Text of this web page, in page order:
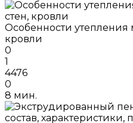
Особенности утепления
кровли
0
1
4476
0
8 мин.